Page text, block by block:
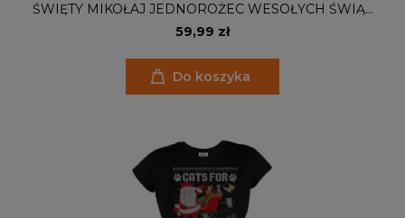
ŚWIĘTY MIKOŁAJ JEDNOROŻEC WESOŁYCH ŚWIĄT
FELIZ NAVIDAD
59,99 zł
Do koszyka